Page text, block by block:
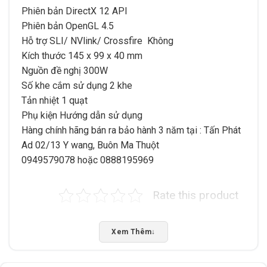
Phiên bản DirectX 12 API
Phiên bản OpenGL 4.5
Hỗ trợ SLI/ NVlink/ Crossfire Không
Kích thước 145 x 99 x 40 mm
Nguồn đề nghị 300W
Số khe cắm sử dụng 2 khe
Tản nhiệt 1 quạt
Phụ kiện Hướng dẫn sử dụng
Hàng chính hãng bán ra bảo hành 3 năm tại : Tấn Phát
Ad 02/13 Y wang, Buôn Ma Thuột
0949579078 hoặc 0888195969
Rate this product
Xem Thêm↓